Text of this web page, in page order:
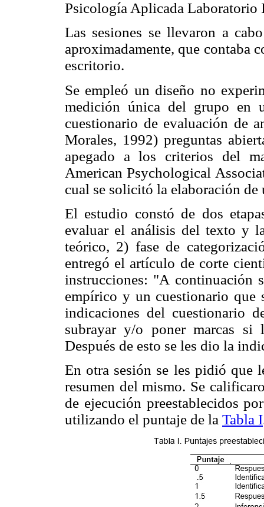
Psicología Aplicada Laboratorio
Las sesiones se llevaron a
aproximadamente, que contaba
escritorio.
Se empleó un diseño no
medición única del grupo en
cuestionario de evaluación de
Morales, 1992) preguntas
apegado a los criterios del
American Psychological
cual se solicitó la elaboración de
El estudio constó de dos
evaluar el análisis del texto y
teórico, 2) fase de
entregó el artículo de corte
instrucciones: "A continuación
empírico y un cuestionario que
indicaciones del cuestionario
subrayar y/o poner marcas
Después de esto se les dio la
En otra sesión se les pidió que
resumen del mismo. Se
de ejecución preestablecidos
utilizando el puntaje de la Tabla I